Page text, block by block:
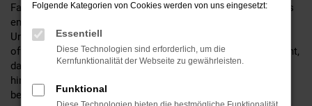
Familienbetriebs, können wir dieses Modell guten Gewissens
empfehlen. Aus Chemnitz ist der Weg zu MGS nicht weit.
Unser Unternehmen schreibt Beratung groß und hat stets ein
offenes Ohr für Ihre individuellen Bedürfnisse. Wenn fest steht,
dass es der Ford Puma werden soll, beraten wir Sie gerne
hinsichtlich der Motorisierung, der Lackfarbe und all der
bereitstehenden Extras, unterbreiten Ihnen auf Wunsch aber
Folgende Kategorien von Cookies werden von uns eingesetzt:
Essentiell
Diese Technologien sind erforderlich, um die
Kernfunktionalität der Webseite zu gewährleisten.
Funktional